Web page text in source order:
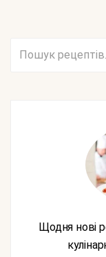
Щодня нові рецепти від домашніх господинь,